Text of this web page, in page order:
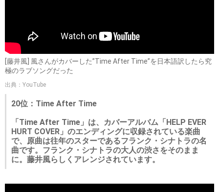
[藤井風] 風さんがカバーした”Time After Time”を日本語訳したら究
極のラブソングだった
出典：YouTube
20位：Time After Time
「Time After Time」は、カバーアルバム「HELP EVER
HURT COVER」のエンディングに収録されている楽曲
で、原曲は往年のスターであるフランク・シナトラの名
曲です。フランク・シナトラの大人の渋さをそのまま
に。藤井風らしくアレンジされています。